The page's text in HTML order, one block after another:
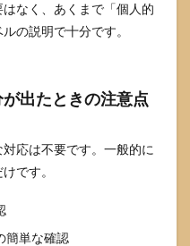
なく、あくまで「個人的
の説明で十分です。
出たときの注意点
応は不要です。一般的に
です。
簡単な確認